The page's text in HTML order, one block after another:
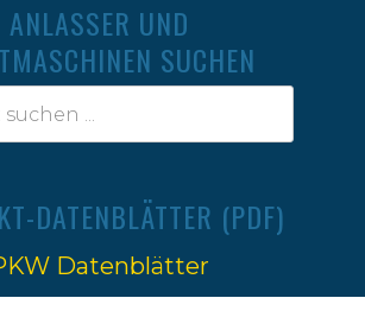
ANLASSER UND
SUCHEN
DATENBLÄTTER (PDF)
Datenblätter